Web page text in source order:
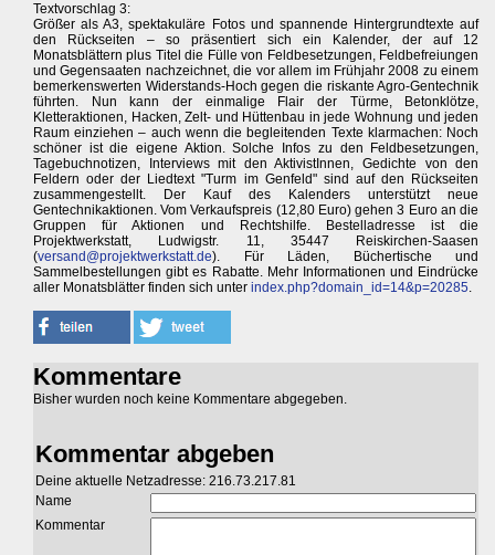
Textvorschlag 3:
Größer als A3, spektakuläre Fotos und spannende Hintergrundtexte auf
den Rückseiten – so präsentiert sich ein Kalender, der auf 12
Monatsblättern plus Titel die Fülle von Feldbesetzungen, Feldbefreiungen
und Gegensaaten nachzeichnet, die vor allem im Frühjahr 2008 zu einem
bemerkenswerten Widerstands-Hoch gegen die riskante Agro-Gentechnik
führten. Nun kann der einmalige Flair der Türme, Betonklötze,
Kletteraktionen, Hacken, Zelt- und Hüttenbau in jede Wohnung und jeden
Raum einziehen – auch wenn die begleitenden Texte klarmachen: Noch
schöner ist die eigene Aktion. Solche Infos zu den Feldbesetzungen,
Tagebuchnotizen, Interviews mit den AktivistInnen, Gedichte von den
Feldern oder der Liedtext "Turm im Genfeld" sind auf den Rückseiten
zusammengestellt. Der Kauf des Kalenders unterstützt neue
Gentechnikaktionen. Vom Verkaufspreis (12,80 Euro) gehen 3 Euro an die
Gruppen für Aktionen und Rechtshilfe. Bestelladresse ist die
Projektwerkstatt, Ludwigstr. 11, 35447 Reiskirchen-Saasen
(versand@projektwerkstatt.de). Für Läden, Büchertische und
Sammelbestellungen gibt es Rabatte. Mehr Informationen und Eindrücke
aller Monatsblätter finden sich unter index.php?domain_id=14&p=20285.
Kommentare
Bisher wurden noch keine Kommentare abgegeben.
Kommentar abgeben
Deine aktuelle Netzadresse: 216.73.217.81
Name
Kommentar